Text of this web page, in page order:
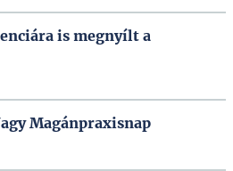
is megnyílt a
Magánpraxisnap